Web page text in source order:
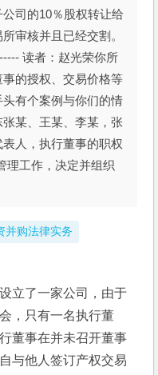
司的10％股权转让给
审核并且已经交割。
读者：赵光荣你所
的授权、交易价格等
有个案例与你们的情
某、王某、李某，张
人，执行董事的职权
理工作，决定并组织
并购法律实务
立了一家公司，由于
，只有一名执行董
董事在并未召开董事
与他人签订产权交易